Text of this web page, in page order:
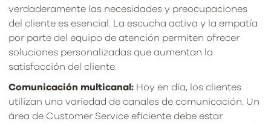
verdaderamente las necesidades y preocupaciones
del cliente es esencial. La escucha activa y la empatía
por parte del equipo de atención permiten ofrecer
soluciones personalizadas que aumentan la
satisfacción del cliente.
Comunicación multicanal: Hoy en día, los clientes
utilizan una variedad de canales de comunicación. Un
área de Customer Service eficiente debe estar